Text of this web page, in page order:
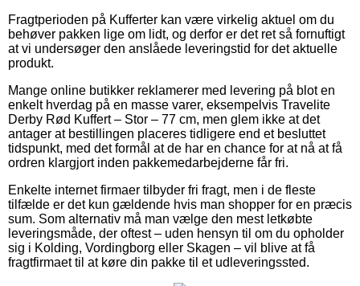
Fragtperioden på Kufferter kan være virkelig aktuel om du
behøver pakken lige om lidt, og derfor er det ret så fornuftigt
at vi undersøger den anslåede leveringstid for det aktuelle
produkt.
Mange online butikker reklamerer med levering på blot en
enkelt hverdag på en masse varer, eksempelvis Travelite
Derby Rød Kuffert – Stor – 77 cm, men glem ikke at det
antager at bestillingen placeres tidligere end et besluttet
tidspunkt, med det formål at de har en chance for at nå at få
ordren klargjort inden pakkemedarbejderne får fri.
Enkelte internet firmaer tilbyder fri fragt, men i de fleste
tilfælde er det kun gældende hvis man shopper for en præcis
sum. Som alternativ må man vælge den mest letkøbte
leveringsmåde, der oftest – uden hensyn til om du opholder
sig i Kolding, Vordingborg eller Skagen – vil blive at få
fragtfirmaet til at køre din pakke til et udleveringssted.